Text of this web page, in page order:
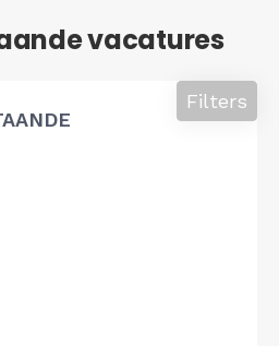
vacatures
Filters